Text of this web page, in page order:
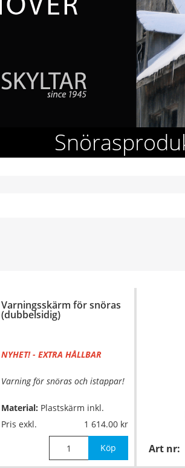
Varningsskärm för snöras
(dubbelsidig)
NYHET! - EXTRA HÅLLBAR
Varning för snöras och istappar!
Material: Plastskärm inkl.
gummifot,
EGP-reflex
skärm 1000x225mm, fot
400x600x100mm
Pris exkl. 1 614.00
Köp Art nr: